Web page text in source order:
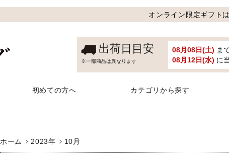
オンライン限定ギフト
出荷日目安
※一部商品は異なります
08月08日(土) ま
08月12日(水) に
初めての方へ カテゴリから探す
ホーム 2023年 10月